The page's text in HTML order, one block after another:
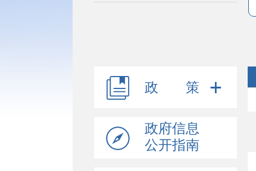
政 策
政府信息
公开指南